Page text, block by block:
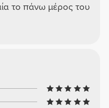
το πάνω μέρος του